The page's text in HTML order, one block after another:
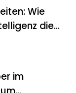
denkt
2026
Wie
die
verändert
im